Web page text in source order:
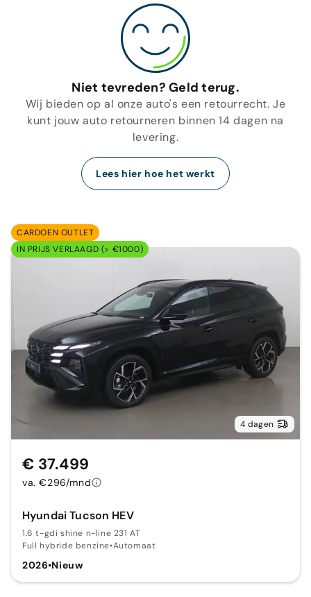
Niet tevreden? Geld terug.
Wij bieden op al onze auto's een retourrecht. Je
kunt jouw auto retourneren binnen 14 dagen na
levering.
Lees hier hoe het werkt
CARDOEN OUTLET
IN PRIJS VERLAAGD (> €1000)
4 dagen
Hyundai Tucson HEV
1.6 t-gdi shine n-line 231 AT
Full hybride benzine•Automaat
2026•Nieuw
€ 37.499
va. €296/mnd